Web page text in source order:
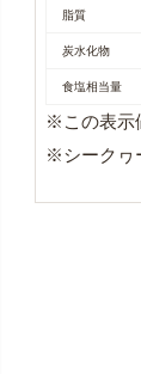
脂質
炭水化物
食塩相当量
※この表示
※シークヮ